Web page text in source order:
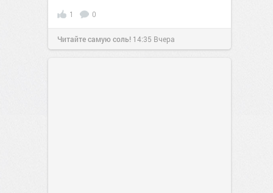
1 0
Читайте самую соль! 14:35 Вчера